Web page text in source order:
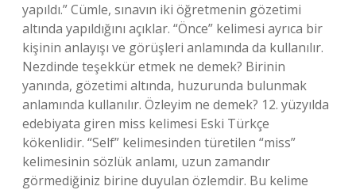
yapıldı.” Cümle, sınavın iki öğretmenin gözetimi
altında yapıldığını açıklar. “Önce” kelimesi ayrıca bir
kişinin anlayışı ve görüşleri anlamında da kullanılır.
Nezdinde teşekkür etmek ne demek? Birinin
yanında, gözetimi altında, huzurunda bulunmak
anlamında kullanılır. Özleyim ne demek? 12. yüzyılda
edebiyata giren miss kelimesi Eski Türkçe
kökenlidir. “Self” kelimesinden türetilen “miss”
kelimesinin sözlük anlamı, uzun zamandır
görmediğiniz birine duyulan özlemdir. Bu kelime